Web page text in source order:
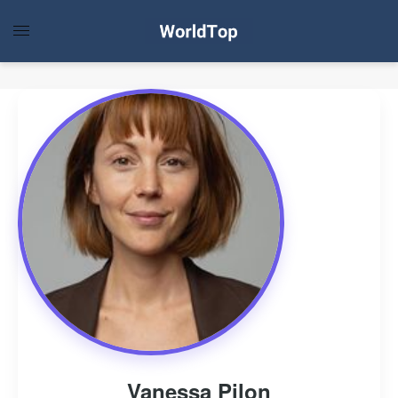
Vanessa Pilon